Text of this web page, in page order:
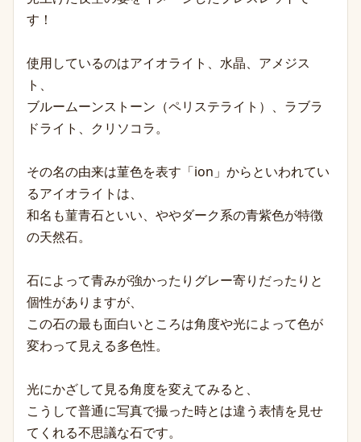
す！
使用しているのはアイオライト、水晶、アメジス
ト、
ブルームーンストーン（ペリステライト）、ラブラ
ドライト、クリソコラ。
その名の由来は菫色を表す「ion」からといわれてい
るアイオライトは、
和名も菫青石といい、ややダーク系の青紫色が特徴
の天然石。
石によって青みが強かったりグレー寄りだったりと
個性がありますが、
この石の最も面白いところは角度や光によって色が
変わって見える多色性。
光にかざして見る角度を変えてみると、
こうして普通に写真で撮った時とは違う表情を見せ
てくれる不思議な石です。